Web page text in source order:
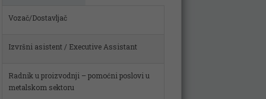
Izvršni asistent / Executive Assistant
Radnik u proizvodnji – pomoćni poslovi u
Spremačica